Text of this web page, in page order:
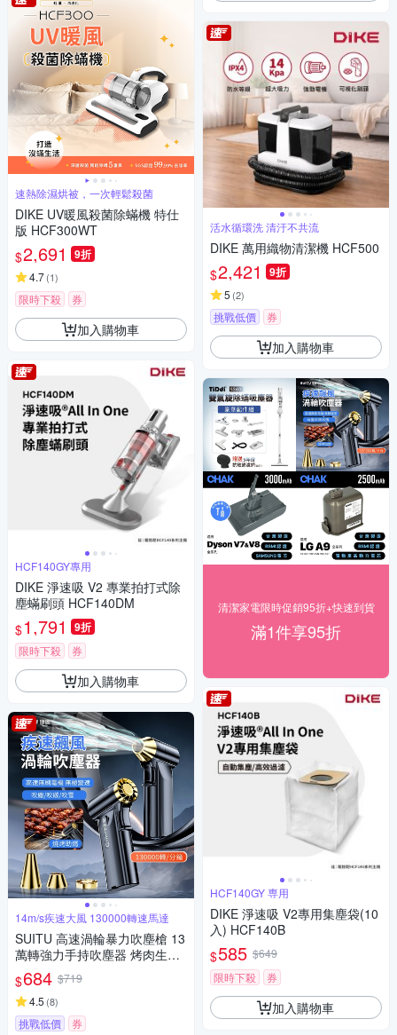
速熱除濕烘被，一次輕鬆殺菌
DIKE UV暖風殺菌除蟎機 特仕
版 HCF300WT
$2,691 9折
4.7(1)
限時下殺 券
加入購物車
HCF140GY專用
DIKE 淨速吸 V2 專業拍打式除
塵蟎刷頭 HCF140DM
$1,791 9折
限時下殺 券
加入購物車
14m/s疾速大風 130000轉速馬達
SUITU 高速渦輪暴力吹塵槍 13
萬轉強力手持吹塵器 烤肉生火
戶外吹氣泵
$684 $719
4.5 (8)
挑戰低價 券
活水循環洗 清汙不共流
DIKE 萬用織物清潔機 HCF500
$2,421 9折
5 (2)
挑戰低價 券
加入購物車
清潔家電限時促銷95折+快速到貨
滿1件享95折
HCF140GY 専用
DIKE 淨速吸 V2專用集塵袋(10
入) HCF140B
$585 $649
限時下殺
券
加入購物車